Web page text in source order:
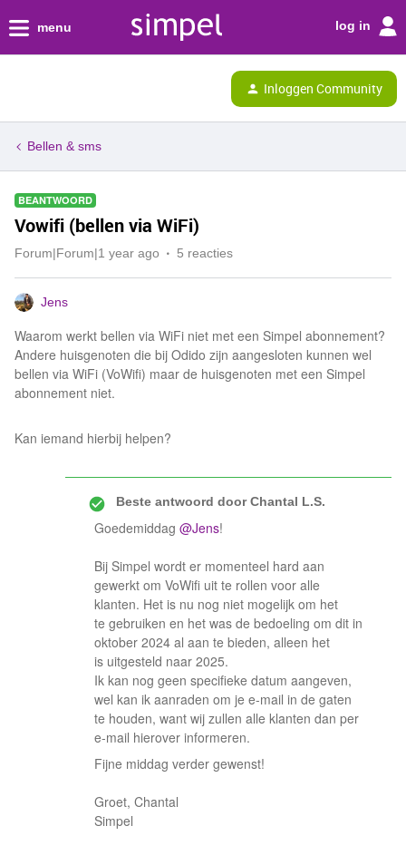
menu log in
Inloggen Community
Bellen & sms
BEANTWOORD
Vowifi (bellen via WiFi)
Forum|Forum|1 year ago 5 reacties
Jens
Waarom werkt bellen via WiFi niet met een Simpel abonnement?
Andere huisgenoten die bij Odido zijn aangesloten kunnen wel
bellen via WiFi (VoWifi) maar de huisgenoten met een Simpel
abonnement niet.
Kan iemand hierbij helpen?
Beste antwoord doorChantal L.S.
Goedemiddag ​ @Jens!
Bij Simpel wordt er momenteel hard aan
gewerkt om VoWifi uit te rollen voor alle
klanten. Het is nu nog niet mogelijk om het
te gebruiken en het was de bedoeling om dit in
oktober 2024 al aan te bieden, alleen het
is uitgesteld naar 2025.
Ik kan nog geen specifieke datum aangeven,
wel kan ik aanraden om je e-mail in de gaten
te houden, want wij zullen alle klanten dan per
e-mail hierover informeren.
Fijne middag verder gewenst!
Groet, Chantal
Simpel